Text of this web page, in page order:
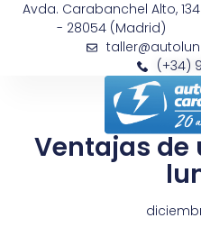
Avda. Carabanchel Alto, 134
- 28054 (Madrid)
(+34)
Ventajas de